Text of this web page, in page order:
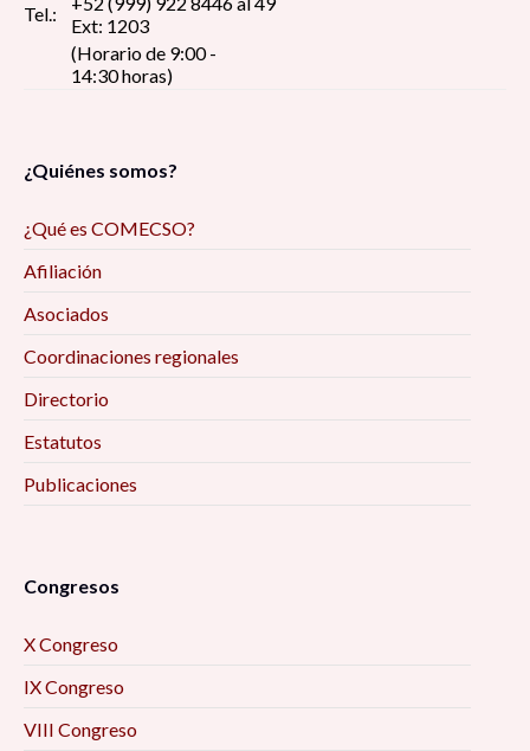
Tel.:
Ext: 1203
(Horario de 9:00 -
14:30 horas)
¿Quiénes somos?
¿Qué es COMECSO?
Afiliación
Asociados
Coordinaciones regionales
Directorio
Estatutos
Publicaciones
Congresos
X Congreso
IX Congreso
VIII Congreso